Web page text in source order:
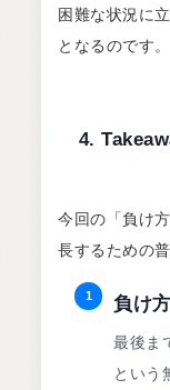
困難な状況に
となるのです。
4.
今回の「負け
長するための
1 負け
最後ま
という